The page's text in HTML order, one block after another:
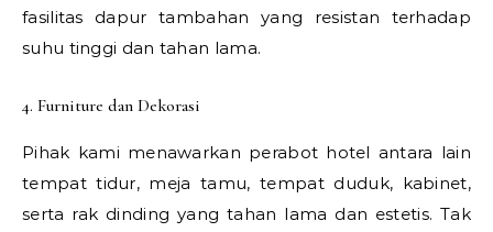
fasilitas dapur tambahan yang resistan terhadap
suhu tinggi dan tahan lama.
4. Furniture dan Dekorasi
Pihak kami menawarkan perabot hotel antara lain
tempat tidur, meja tamu, tempat duduk, kabinet,
serta rak dinding yang tahan lama dan estetis. Tak